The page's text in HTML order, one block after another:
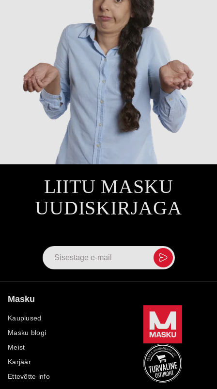
LIITU MASKU
UUDISKIRJAGA
Masku
Kauplused
Masku blogi
Meist
Karjäär
Ettevõtte info